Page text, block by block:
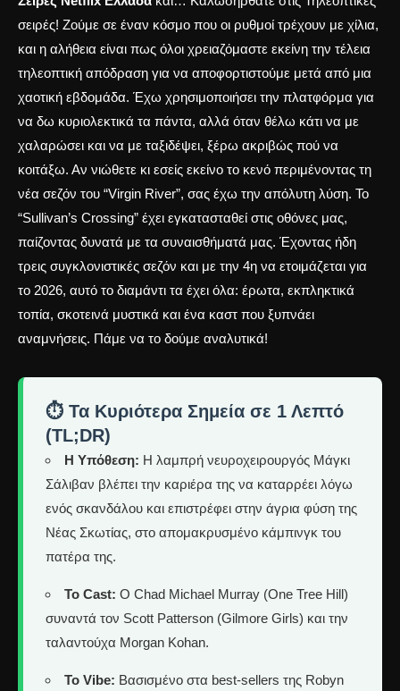
σειρές! Ζούμε σε έναν κόσμο που οι ρυθμοί τρέχουν με χίλια,
και η αλήθεια είναι πως όλοι χρειαζόμαστε εκείνη την τέλεια
τηλεοπτική απόδραση για να αποφορτιστούμε μετά από μια
χαοτική εβδομάδα. Έχω χρησιμοποιήσει την πλατφόρμα για
να δω κυριολεκτικά τα πάντα, αλλά όταν θέλω κάτι να με
χαλαρώσει και να με ταξιδέψει, ξέρω ακριβώς πού να
κοιτάξω. Αν νιώθετε κι εσείς εκείνο το κενό περιμένοντας τη
νέα σεζόν του “Virgin River”, σας έχω την απόλυτη λύση. Το
“Sullivan’s Crossing” έχει εγκατασταθεί στις οθόνες μας,
παίζοντας δυνατά με τα συναισθήματά μας. Έχοντας ήδη
τρεις συγκλονιστικές σεζόν και με την 4η να ετοιμάζεται για
το 2026, αυτό το διαμάντι τα έχει όλα: έρωτα, εκπληκτικά
τοπία, σκοτεινά μυστικά και ένα καστ που ξυπνάει
αναμνήσεις. Πάμε να το δούμε αναλυτικά!
⏱️ Τα Κυριότερα Σημεία σε 1 Λεπτό
(TL;DR)
Η Υπόθεση: Η λαμπρή νευροχειρουργός Μάγκι
Σάλιβαν βλέπει την καριέρα της να καταρρέει λόγω
ενός σκανδάλου και επιστρέφει στην άγρια φύση της
Νέας Σκωτίας, στο απομακρυσμένο κάμπινγκ του
πατέρα της.
Το Cast: Ο Chad Michael Murray (Οne Tree Hill)
συναντά τον Scott Patterson (Gilmore Girls) και την
ταλαντούχα Morgan Kohan.
Το Vibe: Βασισμένο στα best-sellers της Robyn